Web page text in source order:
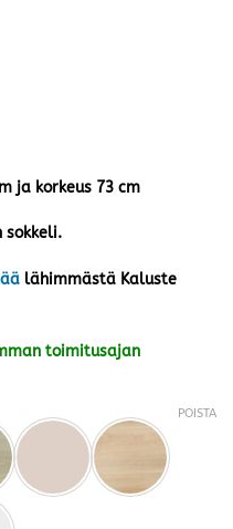
ja korkeus 73 cm
sokkeli.
lähimmästä Kaluste
toimitusajan
POISTA